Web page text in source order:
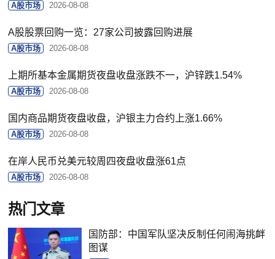
A股市场 2026-08-08
A股股票回购一览：27家公司披露回购进展
A股市场 2026-08-08
上期所基本金属期货夜盘收盘涨跌不一，沪锌跌1.54%
A股市场 2026-08-08
国内商品期货夜盘收盘，沪银主力合约上涨1.66%
A股市场 2026-08-08
在岸人民币兑美元较周四夜盘收盘涨61点
A股市场 2026-08-08
热门文章
国防部：中国军队坚决反制任何闹海挑衅
图谋